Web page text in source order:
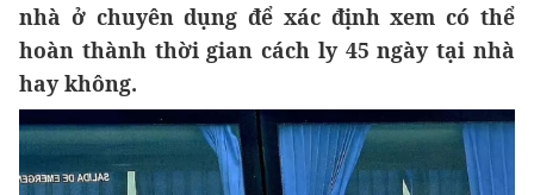
nhà ở chuyên dụng để xác định xem có thể
hoàn thành thời gian cách ly 45 ngày tại nhà
hay không.